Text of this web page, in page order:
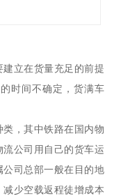
立在货量充足的前提
时间不确定，货满车
，其中铁路在国内物
公司用自己的货车运
司总部一般在目的地
少空载返程徒增成本